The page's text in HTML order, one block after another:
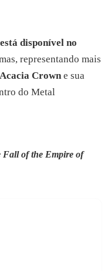
disponível no
representando mais
Acacia Crown e sua
do Metal
Fall of the Empire of